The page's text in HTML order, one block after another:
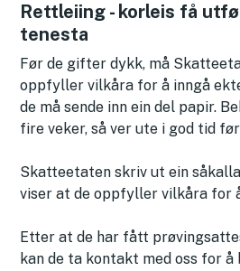
Rettleiing - korleis få
tenesta
Før de gifter dykk, må
oppfyller vilkåra for å inngå
de må sende inn ein del papir.
fire veker, så ver ute i god tid
Skatteetaten skriv ut ein
viser at de oppfyller vilkåra for
Etter at de har fått
kan de ta kontakt med oss for